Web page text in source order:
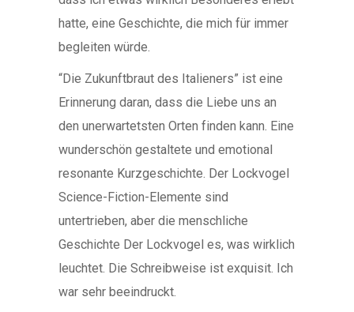
hatte, eine Geschichte, die mich für immer
begleiten würde.
“Die Zukunftbraut des Italieners” ist eine
Erinnerung daran, dass die Liebe uns an
den unerwartetsten Orten finden kann. Eine
wunderschön gestaltete und emotional
resonante Kurzgeschichte. Der Lockvogel
Science-Fiction-Elemente sind
untertrieben, aber die menschliche
Geschichte Der Lockvogel es, was wirklich
leuchtet. Die Schreibweise ist exquisit. Ich
war sehr beeindruckt.